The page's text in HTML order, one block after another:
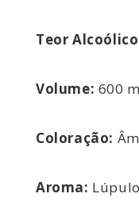
Teor
Volume: 600
Coloração:
Aroma: